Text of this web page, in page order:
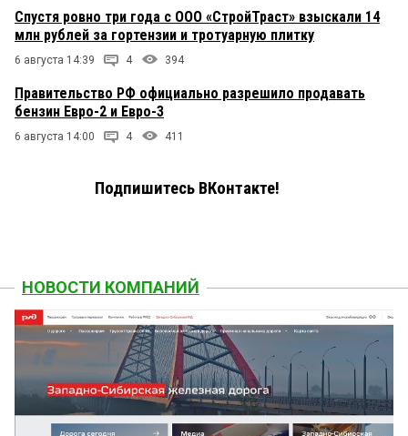
Спустя ровно три года с ООО «СтройТраст» взыскали 14
млн рублей за гортензии и тротуарную плитку
6 августа 14:39 4 394
Правительство РФ официально разрешило продавать
бензин Евро-2 и Евро-3
6 августа 14:00 4 411
Подпишитесь ВКонтакте!
НОВОСТИ КОМПАНИЙ